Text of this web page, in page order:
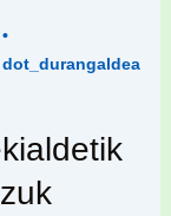
•
dot_durangaldea